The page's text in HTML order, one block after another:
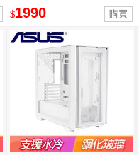
$1990